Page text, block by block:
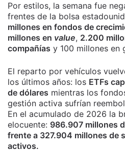
Por estilos, la semana fue
frentes de la bolsa
millones en fondos de
millones en value, 2.200
compañías y 100 millones en
El reparto por vehículos
los últimos años: los ETFs
de dólares mientras los
gestión activa sufrían
En el acumulado de 2026 la
elocuente: 986.907 millones
frente a 327.904 millones de
activos.